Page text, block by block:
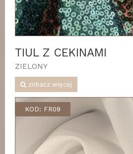
TIUL Z CEKINAMI
ZIELONY
zobacz więcej
KOD: FR09